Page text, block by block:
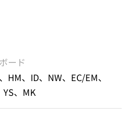
ード
HM、ID、NW、EC/EM、
YS、MK